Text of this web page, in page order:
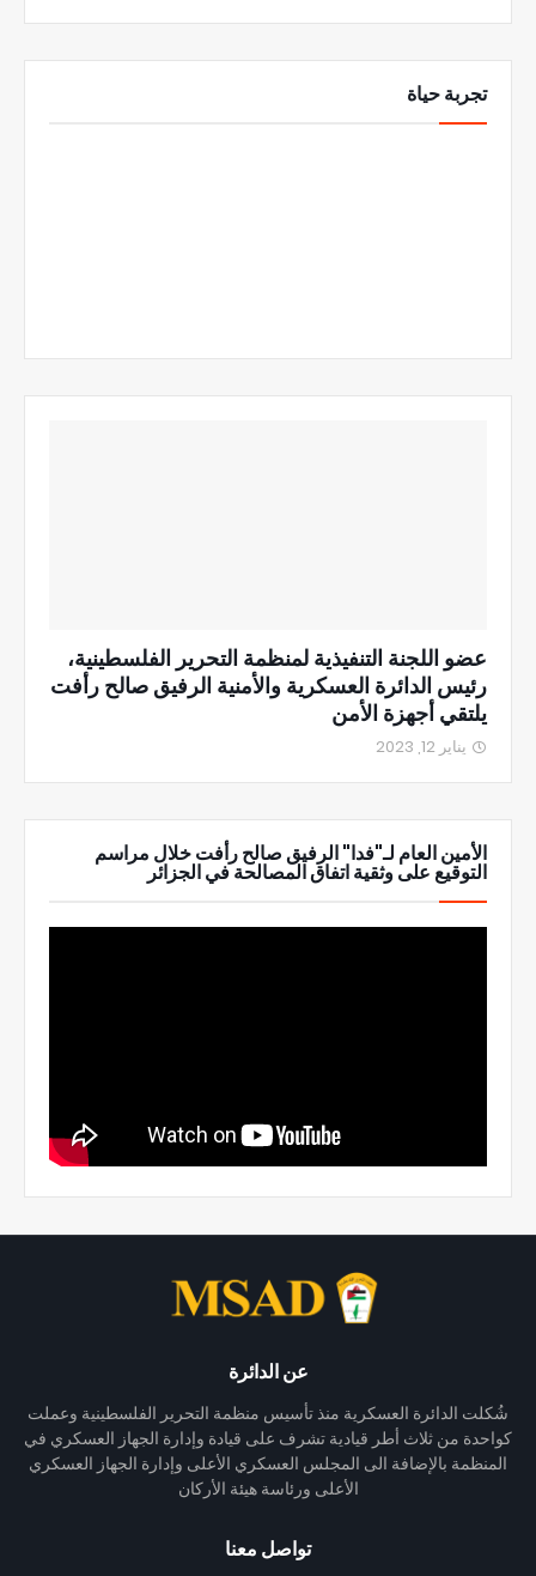
تجربة حياة
عضو اللجنة التنفيذية لمنظمة التحرير الفلسطينية،
رئيس الدائرة العسكرية والأمنية الرفيق صالح رأفت
يلتقي أجهزة الأمن
يناير 12, 2023
الأمين العام لـ"فدا" الرفيق صالح رأفت خلال مراسم
التوقيع على وثقية اتفاق المصالحة في الجزائر
عن الدائرة
شُكلت الدائرة العسكرية منذ تأسيس منظمة التحرير الفلسطينية وعملت
كواحدة من ثلاث أطر قيادية تشرف على قيادة وإدارة الجهاز العسكري في
المنظمة بالإضافة الى المجلس العسكري الأعلى وإدارة الجهاز العسكري
الأعلى ورئاسة هيئة الأركان
تواصل معنا